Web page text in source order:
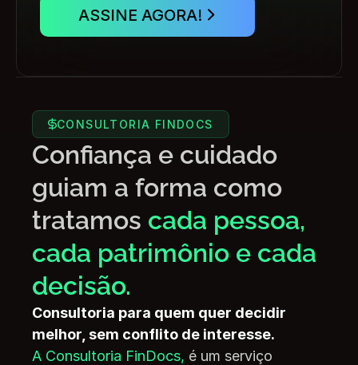
ASSINE AGORA!
CONSULTORIA FINDOCS
Confiança e cuidado
guiam a forma como
tratamos cada pessoa,
cada patrimônio e cada
decisão.
Consultoria para quem quer decidir
melhor, sem conflito de interesse.
A Consultoria FinDocs, é um serviço